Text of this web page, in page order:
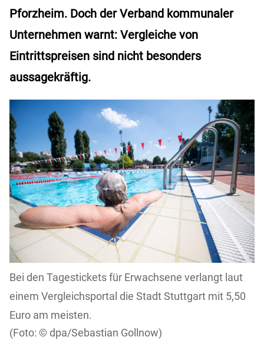
Pforzheim. Doch der Verband kommunaler
Unternehmen warnt: Vergleiche von
Eintrittspreisen sind nicht besonders
aussagekräftig.
Bei den Tagestickets für Erwachsene verlangt laut
einem Vergleichsportal die Stadt Stuttgart mit 5,50
Euro am meisten.
dpa/Sebastian Gollnow)